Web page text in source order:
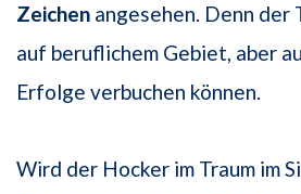
Zeichen angesehen. Denn der
auf beruflichem Gebiet, aber
Erfolge verbuchen können.
Wird der Hocker im Traum im